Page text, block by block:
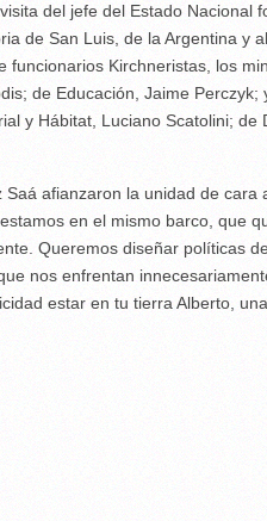
del jefe del Estado Nacional
de San Luis, de la Argentina y
funcionarios Kirchneristas, los
de Educación, Jaime Perczyk;
y Hábitat, Luciano Scatolini; de
afianzaron la unidad de cara
en el mismo barco, que
Queremos diseñar políticas
nos enfrentan
estar en tu tierra Alberto,